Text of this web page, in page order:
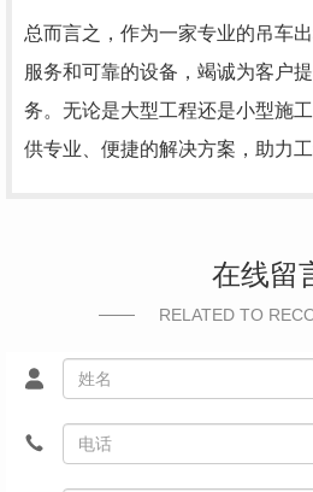
总而言之，作为一家专业的吊车
服务和可靠的设备，竭诚为客户
务。无论是大型工程还是小型施
供专业、便捷的解决方案，助力
在线留
RELATED TO